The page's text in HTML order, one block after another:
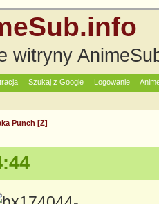
witryny
Szukaj z Google Logowanie
Punch [Z]